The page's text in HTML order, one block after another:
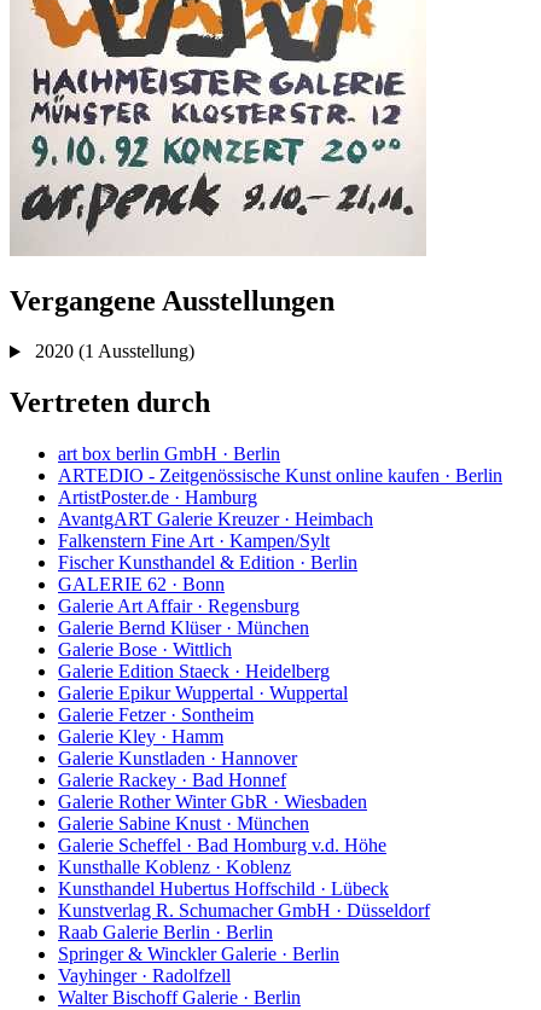
Vergangene Ausstellungen
2020 (1 Ausstellung)
Vertreten durch
art box berlin GmbH · Berlin
ARTEDIO - Zeitgenössische Kunst online kaufen · Berlin
ArtistPoster.de · Hamburg
AvantgART Galerie Kreuzer · Heimbach
Falkenstern Fine Art · Kampen/Sylt
Fischer Kunsthandel & Edition · Berlin
GALERIE 62 · Bonn
Galerie Art Affair · Regensburg
Galerie Bernd Klüser · München
Galerie Bose · Wittlich
Galerie Edition Staeck · Heidelberg
Galerie Epikur Wuppertal · Wuppertal
Galerie Fetzer · Sontheim
Galerie Kley · Hamm
Galerie Kunstladen · Hannover
Galerie Rackey · Bad Honnef
Galerie Rother Winter GbR · Wiesbaden
Galerie Sabine Knust · München
Galerie Scheffel · Bad Homburg v.d. Höhe
Kunsthalle Koblenz · Koblenz
Kunsthandel Hubertus Hoffschild · Lübeck
Kunstverlag R. Schumacher GmbH · Düsseldorf
Raab Galerie Berlin · Berlin
Springer & Winckler Galerie · Berlin
Vayhinger · Radolfzell
Walter Bischoff Galerie · Berlin